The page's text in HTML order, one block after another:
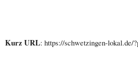
Kurz URL: https://schwetzingen-lokal.de/